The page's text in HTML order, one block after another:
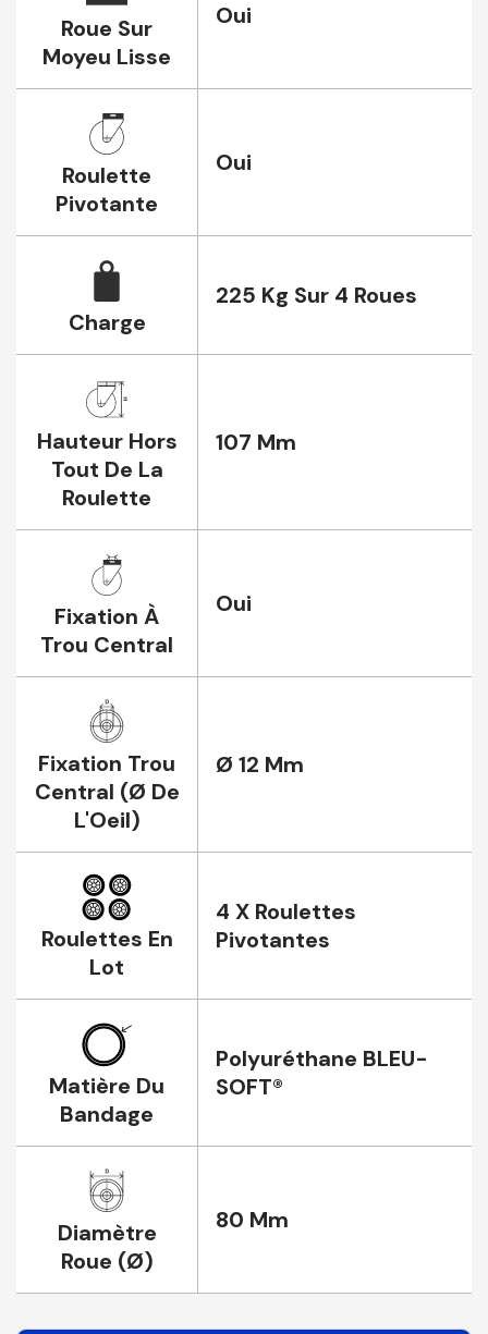
Roue Sur
Moyeu Lisse
Oui
Roulette
Pivotante
Oui
Charge
225 Kg Sur 4 Roues
Hauteur Hors
Tout De La
Roulette
107 Mm
Fixation À
Trou Central
Oui
Fixation Trou
Central (Ø De
L'Oeil)
Ø 12 Mm
Roulettes En
Lot
4 X Roulettes
Pivotantes
Matière Du
Bandage
Polyuréthane BLEU-
SOFT®
Diamètre
Roue (Ø)
80 Mm